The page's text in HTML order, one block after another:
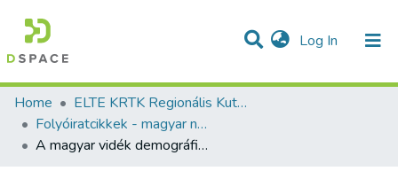
Log In (current)
Statistics
Communities & Collections
All of DSpace
Home
ELTE KRTK Regionális Kutatások Intézete
Folyóiratcikkek - magyar nyelvű (RKI)
A magyar vidék demográfiai jövőképe 2051-ig, különös tekintettel a klímaváltozás szerepére a belső vándormozgalom alakításában